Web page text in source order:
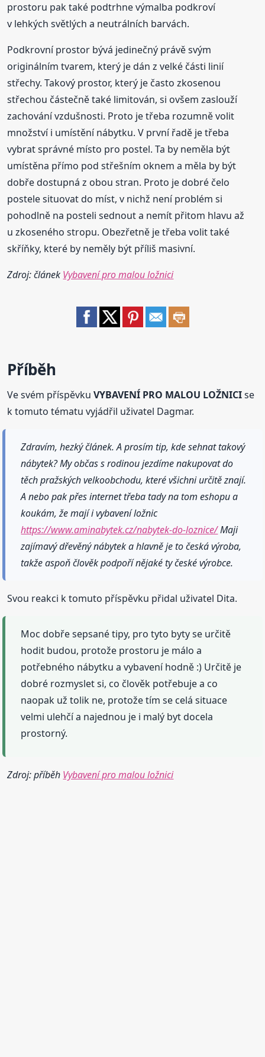
prostoru pak také podtrhne výmalba podkroví
v lehkých světlých a neutrálních barvách.
Podkrovní prostor bývá jedinečný právě svým
originálním tvarem, který je dán z velké části linií
střechy. Takový prostor, který je často zkosenou
střechou částečně také limitován, si ovšem zaslouží
zachování vzdušnosti. Proto je třeba rozumně volit
množství i umístění nábytku. V první řadě je třeba
vybrat správné místo pro postel. Ta by neměla být
umístěna přímo pod střešním oknem a měla by být
dobře dostupná z obou stran. Proto je dobré čelo
postele situovat do míst, v nichž není problém si
pohodlně na posteli sednout a nemít přitom hlavu až
u zkoseného stropu. Obezřetně je třeba volit také
skříňky, které by neměly být příliš masivní.
Zdroj: článek Vybavení pro malou ložnici
Příběh
Ve svém příspěvkuVYBAVENÍ PRO MALOU LOŽNICIse
k tomuto tématu vyjádřil uživatel Dagmar.
Zdravím, hezký článek. A prosím tip, kde sehnat takový
nábytek? My občas s rodinou jezdíme nakupovat do
těch pražských velkoobchodu, které všichni určitě znají.
A nebo pak přes internet třeba tady na tom eshopu a
koukám, že mají i vybavení ložnic
https://www.aminabytek.cz/nabytek-do-loznice/Maji
zajímavý dřevěný nábytek a hlavně je to česká výroba,
takže aspoň člověk podpoří nějaké ty české výrobce.
Svou reakci k tomuto příspěvku přidal uživatel Dita.
Moc dobře sepsané tipy, pro tyto byty se určitě
hodit budou, protože prostoru je málo a
potřebného nábytku a vybavení hodně :) Určitě je
dobré rozmyslet si, co člověk potřebuje a co
naopak už tolik ne, protože tím se celá situace
velmi ulehčí a najednou je i malý byt docela
prostorný.
Zdroj: příběh Vybavení pro malou ložnici